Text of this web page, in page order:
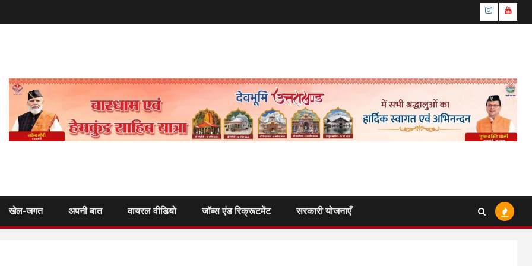
Instagram
खेल-जगत अपनी बात वायरल वीडियो जॉब्स एंड रिक्रूटमेंट सरकारी योजनाएँ